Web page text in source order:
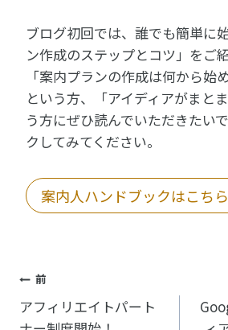
ブログ初回では、誰でも簡単に
ン作成のステップとコツ」をご
「案内プランの作成は何から始
という方、「アイディアがまと
う方にぜひ読んでいただきたい
クしてみてください。
案内人ハンドブックはこちら
投
稿
前
アフィリエイトパート